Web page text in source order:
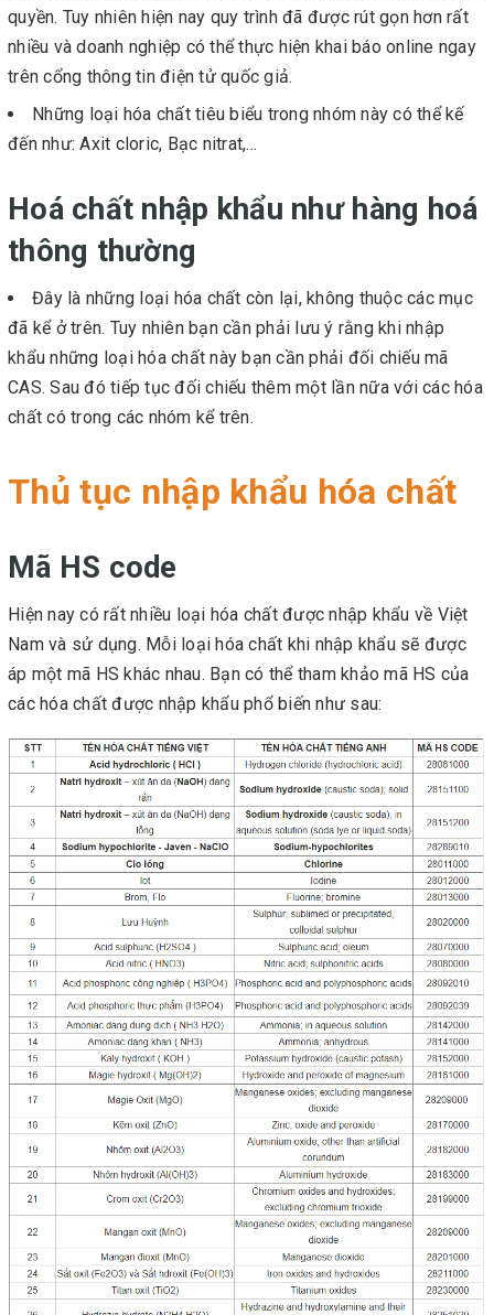
quyền. Tuy nhiên hiện nay quy trình đã được rút gọn hơn rất
nhiều và doanh nghiệp có thể thực hiện khai báo online ngay
trên cổng thông tin điện tử quốc giả.
Những loại hóa chất tiêu biểu trong nhóm này có thể kế
đến như: Axit cloric, Bạc nitrat,...
Hoá chất nhập khẩu như hàng hoá
thông thường
Đây là những loại hóa chất còn lại, không thuộc các mục
đã kể ở trên. Tuy nhiên bạn cần phải lưu ý rằng khi nhập
khẩu những loại hóa chất này bạn cần phải đối chiếu mã
CAS. Sau đó tiếp tục đối chiếu thêm một lần nữa với các hóa
chất có trong các nhóm kể trên.
Thủ tục nhập khẩu hóa chất
Mã HS code
Hiện nay có rất nhiều loại hóa chất được nhập khẩu về Việt
Nam và sử dụng. Mỗi loại hóa chất khi nhập khẩu sẽ được
áp một mã HS khác nhau. Bạn có thể tham khảo mã HS của
các hóa chất được nhập khẩu phổ biến như sau: